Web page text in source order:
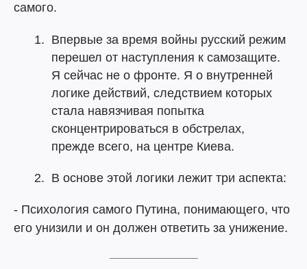
самого.
Впервые за время войны русский режим
перешел от наступления к самозащите.
Я сейчас не о фронте. Я о внутренней
логике действий, следствием которых
стала навязчивая попытка
сконцентрироваться в обстрелах,
прежде всего, на центре Киева.
В основе этой логики лежит три аспекта:
- Психология самого Путина, понимающего, что
его унизили и он должен ответить за унижение.